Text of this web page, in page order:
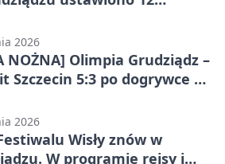
2026
NOŻNA] Olimpia Grudziądz –
Szczecin 5:3 po dogrywce w
losy meczu
2026
Wisły znów w
W programie rejsy i